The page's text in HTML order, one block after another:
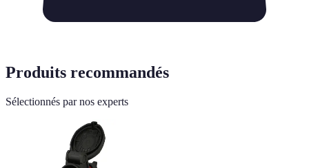
Produits recommandés
Sélectionnés par nos experts